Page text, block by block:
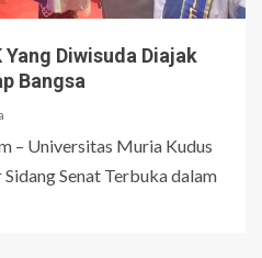
Diwisuda Diajak
Bangsa
– Universitas Muria Kudus
Senat Terbuka dalam